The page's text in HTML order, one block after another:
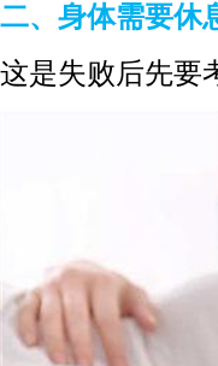
二、身体需要休
这是失败后先要